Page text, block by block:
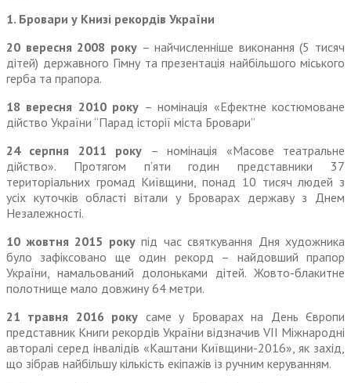
1. Бровари у Книзі рекордів України
20 вересня 2008 року– найчисленніше виконання (5 тисяч
дітей) державного Гімну та презентація найбільшого міського
герба та прапора.
18 вересня 2010 року – номінація «Ефектне костюмоване
дійство України “Парад історії міста Бровари”
24 серпня 2011 року – номінація «Масове театральне
дійство». Протягом п’яти годин представники 37
територіальних громад Київщини, понад 10 тисяч людей з
усіх куточків області вітали у Броварах державу з Днем
Незалежності.
10 жовтня 2015 рокупід час святкування Дня художника
було зафіксовано ще один рекорд – найдовший прапор
України, намальований долоньками дітей. Жовто-блакитне
полотнище мало довжину 64 метри.
21 травня 2016 року саме у Броварах на День Європи
представник Книги рекордів України відзначив VII Міжнародні
авторалі серед інвалідів «Каштани Київщини-2016», як захід,
що зібрав найбільшу кількість екіпажів із ручним керуванням.